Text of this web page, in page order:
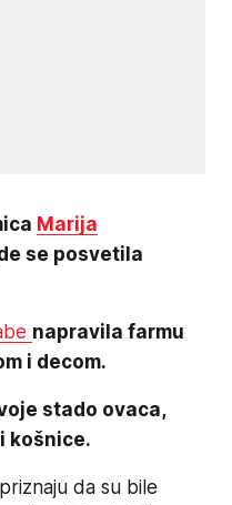
Marija
se posvetila
napravila farmu
i decom.
stado ovaca,
košnice.
da su bile